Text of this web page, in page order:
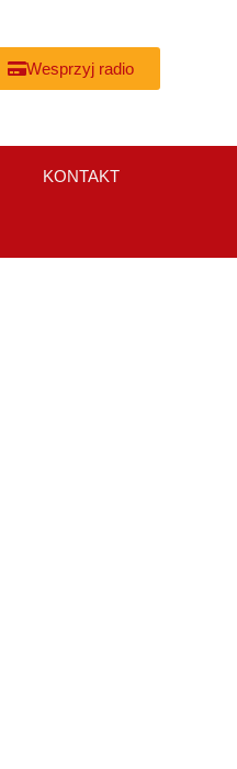
Wesprzyj radio
KONTAKT